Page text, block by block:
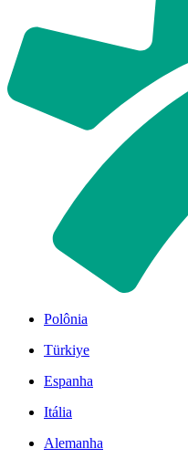
Polônia
Türkiye
Espanha
Itália
Alemanha